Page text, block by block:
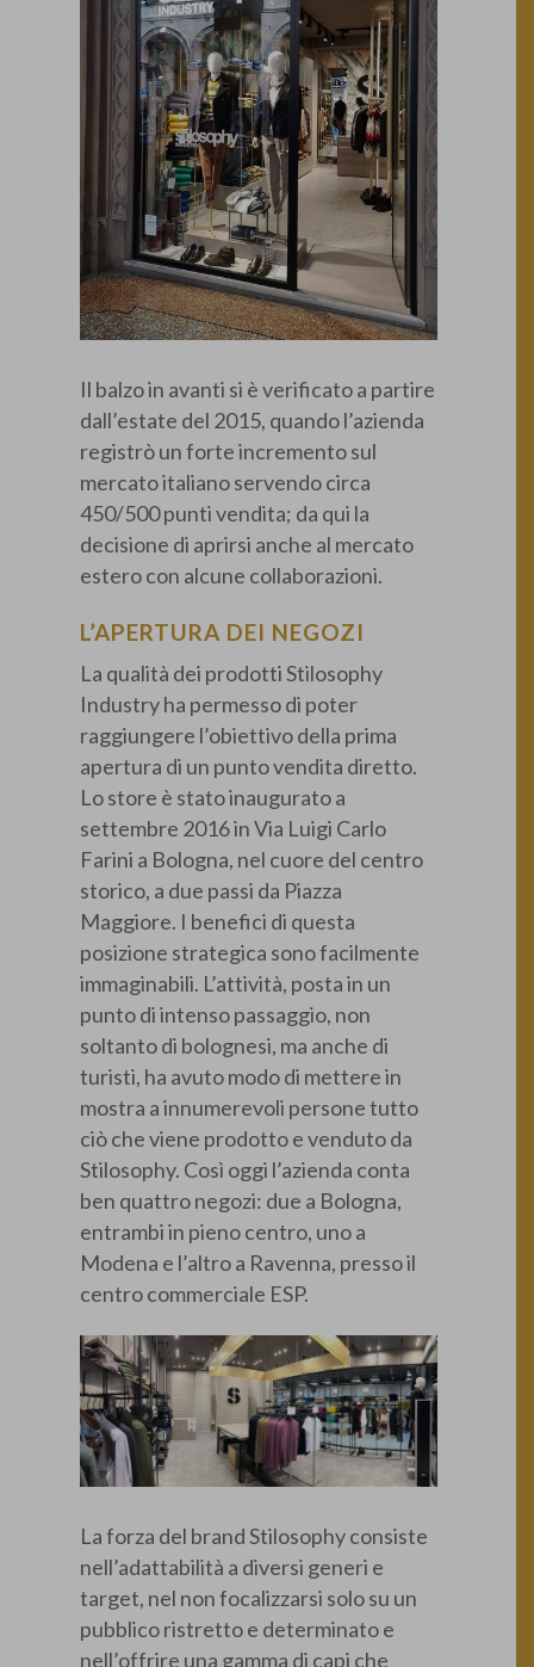
Il balzo in avanti si è verificato a partire
dall’estate del 2015, quando l’azienda
registrò un forte incremento sul
mercato italiano servendo circa
450/500 punti vendita; da qui la
decisione di aprirsi anche al mercato
estero con alcune collaborazioni.
L’APERTURA DEI NEGOZI
La qualità dei prodotti Stilosophy
Industry ha permesso di poter
raggiungere l’obiettivo della prima
apertura di un punto vendita diretto.
Lo store è stato inaugurato a
settembre 2016 in Via Luigi Carlo
Farini a Bologna, nel cuore del centro
storico, a due passi da Piazza
Maggiore. I benefici di questa
posizione strategica sono facilmente
immaginabili. L’attività, posta in un
punto di intenso passaggio, non
soltanto di bolognesi, ma anche di
turisti, ha avuto modo di mettere in
mostra a innumerevoli persone tutto
ciò che viene prodotto e venduto da
Stilosophy. Così oggi l’azienda conta
ben quattro negozi: due a Bologna,
entrambi in pieno centro, uno a
Modena e l’altro a Ravenna, presso il
centro commerciale ESP.
La forza del brand Stilosophy consiste
nell’adattabilità a diversi generi e
target, nel non focalizzarsi solo su un
pubblico ristretto e determinato e
nell’offrire una gamma di capi che